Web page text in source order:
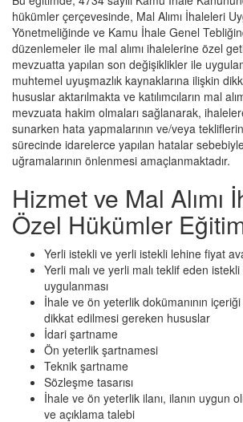
hükümler çerçevesinde, Mal Alımı İhaleleri
Yönetmeliğinde ve Kamu İhale Genel
düzenlemeler ile mal alımı ihalelerine özel
mevzuatta yapılan son değişiklikler ile
muhtemel uyuşmazlık kaynaklarına ilişkin
hususlar aktarılmakta ve katılımcıların mal
mevzuata hakim olmaları sağlanarak,
sunarken hata yapmalarının ve/veya
sürecinde idarelerce yapılan hatalar
uğramalarının önlenmesi amaçlanmaktadır.
Hizmet ve Mal Alımı
Özel Hükümler
Yerli istekli ve yerli istekli lehine fiyat
Yerli malı ve yerli malı teklif eden
uygulanması
İhale ve ön yeterlik dokümanının
dikkat edilmesi gereken hususlar
İdari şartname
Ön yeterlik şartnamesi
Teknik şartname
Sözleşme tasarısı
İhale ve ön yeterlik ilanı, ilanın uygun
ve açıklama talebi